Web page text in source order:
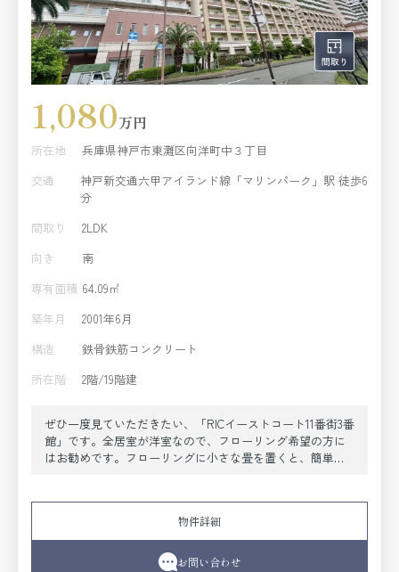
1,080万円
所在地
兵庫県神戸市東灘区向洋町中３丁目
交通
神戸新交通六甲アイランド線「マリンパーク」駅 徒歩6
分
間取り
2LDK
向き
南
専有面積 64.09㎡
築年月
2001年6月
構造
鉄骨鉄筋コンクリート
所在階
2階/19階建
ぜひ一度見ていただきたい、「RICイーストコート11番街3番
館」です。全居室が洋室なので、フローリング希望の方に
はお勧めです。フローリングに小さな畳を置くと、簡単に
まい探しをお手伝いします。こだわりやご要望などがあれ
ば、メール又はお電話にてご連絡ください。また、ご質問
やご不明な点などもお受けいたします。
物件詳細
お問い合わせ